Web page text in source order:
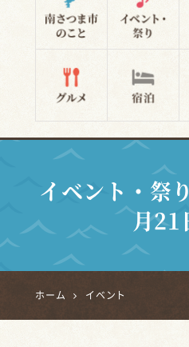
イベント・祭
月21
ホーム イベント